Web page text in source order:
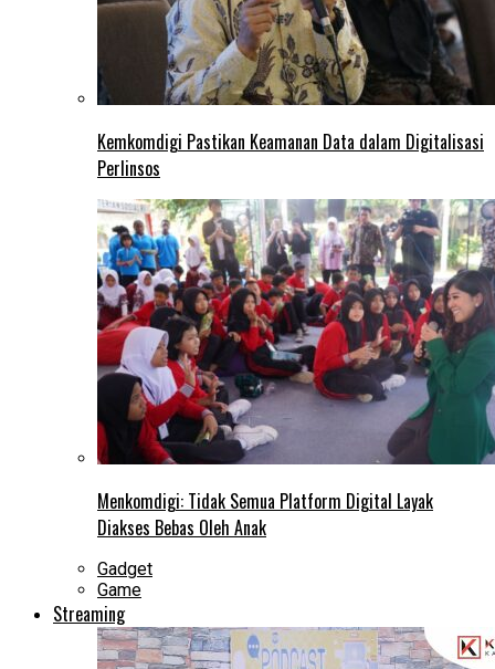
Kemkomdigi Pastikan Keamanan Data dalam Digitalisasi
Perlinsos
Menkomdigi: Tidak Semua Platform Digital Layak
Diakses Bebas Oleh Anak
Gadget
Game
Streaming